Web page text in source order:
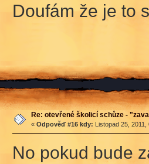
Doufám že je to
Re: otevřené školicí schůze -
« Odpověď #16 kdy: Listopad 25,
No pokud bude